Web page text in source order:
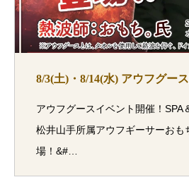
8/3(土)・8/14(水) アウフグース
アウフグースイベント開催！SPA
松井山手所属アウフギーサーおも
場！&#…